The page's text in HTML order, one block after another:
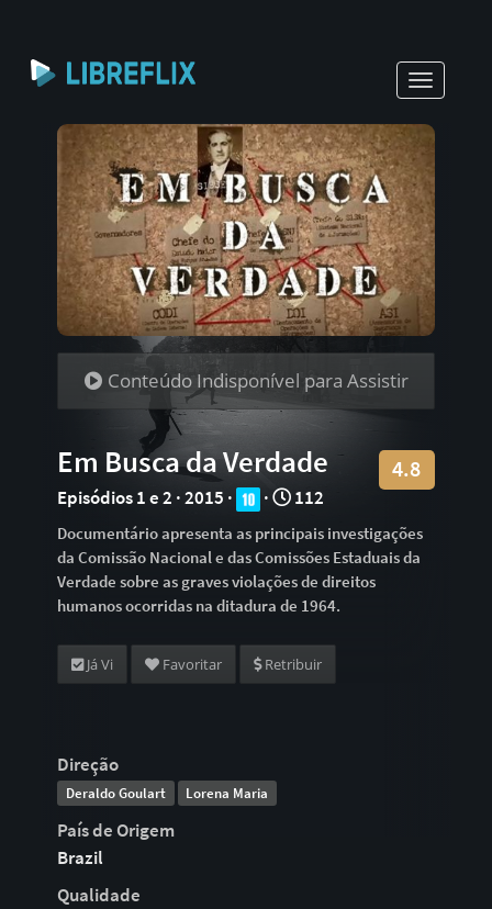
Toggle
Conteúdo Indisponível para Assistir
Em Busca da Verdade 4.8
Episódios 1 e 2 · 2015 · · 112
Documentário apresenta as principais investigações
da Comissão Nacional e das Comissões Estaduais da
Verdade sobre as graves violações de direitos
humanos ocorridas na ditadura de 1964.
Já Vi Favoritar Retribuir
Direção
Deraldo Goulart Lorena Maria
País de Origem
Brazil
Qualidade